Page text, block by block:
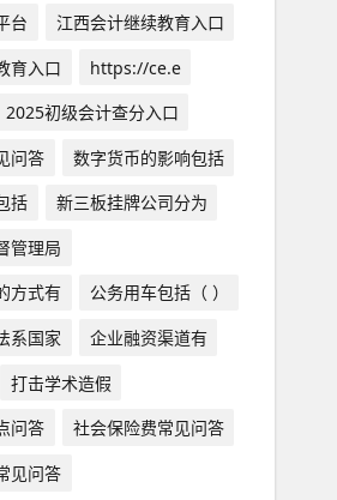
台
江西会计继续教育入口
育入口
https://ce.e
2025初级会计查分入口
问答
数字货币的影响包括
括
新三板挂牌公司分为
管理局
方式有
公务用车包括（ ）
系国家
企业融资渠道有
打击学术造假
问答
社会保险费常见问答
见问答